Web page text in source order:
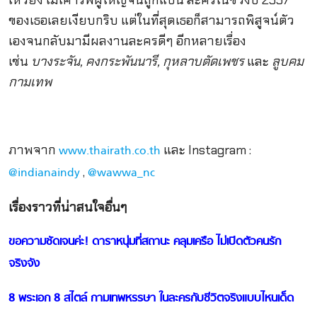
ของเธอเลยเงียบกริบ แต่ในที่สุดเธอก็สามารถพิสูจน์ตัว
เองจนกลับมามีผลงานละครดีๆ อีกหลายเรื่อง
เช่น บางระจัน, คงกระพันนารี, กุหลาบตัดเพชรและ ลูบคม
กามเทพ
ภาพจาก www.thairath.co.th และ Instagram :
@indianaindy, @wawwa_nc
เรื่องราวที่น่าสนใจอื่นๆ
ขอความชัดเจนค่ะ! ดาราหนุ่มที่สถานะ คลุมเครือ ไม่เปิดตัวคนรัก
จริงจัง
8 พระเอก 8 สไตล์ กามเทพหรรษา ในละครกับชีวิตจริงแบบไหนเด็ด